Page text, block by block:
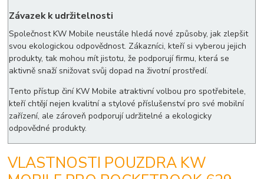
Závazek k udržitelnosti
Společnost KW Mobile neustále hledá nové způsoby, jak zlepšit
svou ekologickou odpovědnost. Zákazníci, kteří si vyberou jejich
produkty, tak mohou mít jistotu, že podporují firmu, která se
aktivně snaží snižovat svůj dopad na životní prostředí.
Tento přístup činí KW Mobile atraktivní volbou pro spotřebitele,
kteří chtějí nejen kvalitní a stylové příslušenství pro své mobilní
zařízení, ale zároveň podporují udržitelné a ekologicky
odpovědné produkty.
VLASTNOSTI POUZDRA KW